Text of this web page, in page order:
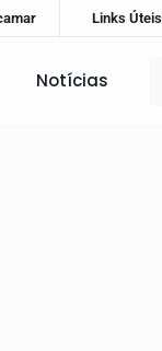
Links Úteis
Notícias